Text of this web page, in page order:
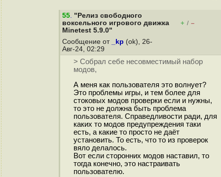
55. "Релиз свободного
воксельного игрового движка
Minetest 5.9.0"
+ / –
Сообщение от _kp (ok), 26-
Авг-24, 02:29
> Собрал себе несовместимый набор
модов,
А меня как пользователя это волнует?
Это проблемы игры, и тем более для
стоковых модов проверки если и нужны,
то это не должна быть проблема
пользователя. Справедливости ради, для
каких то модов предупреждения таки
есть, а какие то просто не даёт
установить. То есть, что то из проверок
вяло делалось.
Вот если сторонних модов наставил, то
тогда конечно, это настраивать
пользователю.